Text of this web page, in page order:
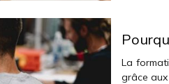
La
grâce aux